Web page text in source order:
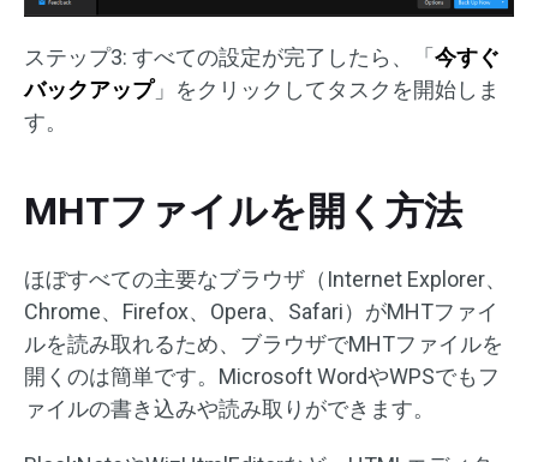
ステップ3: すべての設定が完了したら、「 今すぐ
バックアップ」をクリックしてタスクを開始しま
す。
MHTファイルを開く方法
ほぼすべての主要なブラウザ（Internet Explorer、
Chrome、Firefox、Opera、Safari）がMHTファイ
ルを読み取れるため、ブラウザでMHTファイルを
開くのは簡単です。Microsoft WordやWPSでもフ
ァイルの書き込みや読み取りができます。